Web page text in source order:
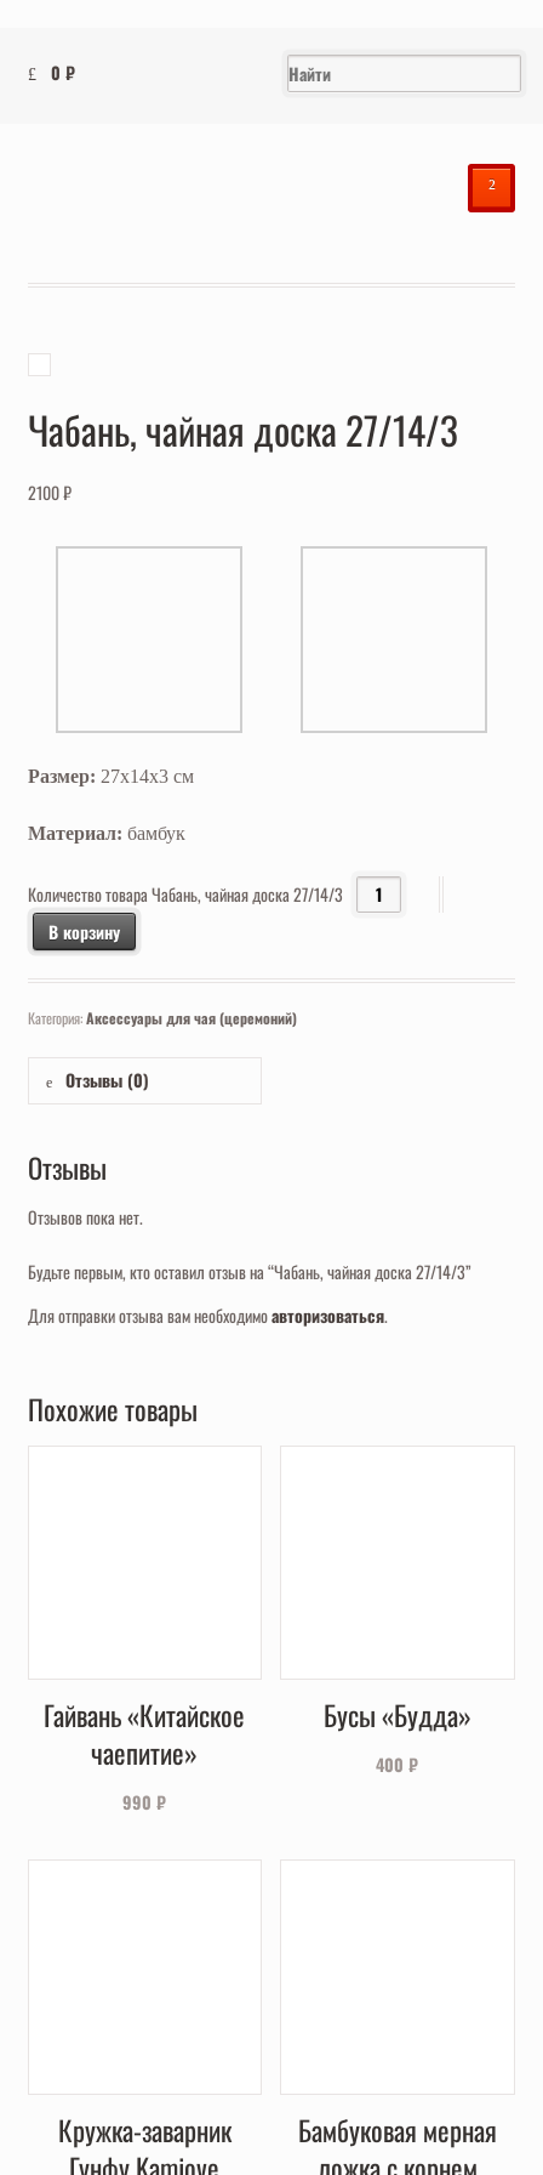
0₽
²
Чабань, чайная доска 27/14/3
2100₽
Размер: 27х14х3 см
Материал: бамбук
Количество товара Чабань, чайная доска 27/14/3
В корзину
Категория:Аксессуары для чая (церемоний)
Отзывы (0)
Отзывы
Отзывов пока нет.
Будьте первым, кто оставил отзыв на “Чабань, чайная доска 27/14/3”
Для отправки отзыва вам необходимоавторизоваться.
Похожие товары
Гайвань «Китайское
чаепитие»
990₽
Бусы «Будда»
400₽
Кружка-заварник
Бамбуковая мерная